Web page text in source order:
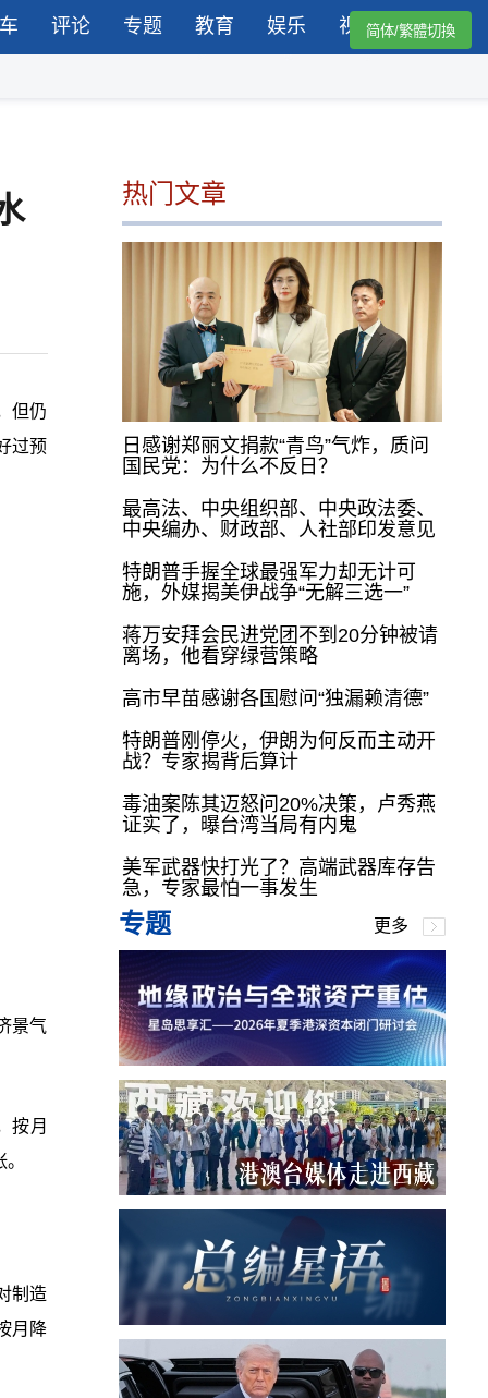
评论 专题 教育 娱乐 视频简体/繁體切換
但仍
过预
景气
按月
制造
月降
热门文章
日感谢郑丽文捐款“青鸟”气炸，质问
国民党：为什么不反日？
最高法、中央组织部、中央政法委、
中央编办、财政部、人社部印发意见
特朗普手握全球最强军力却无计可
施，外媒揭美伊战争“无解三选一”
蒋万安拜会民进党团不到20分钟被请
离场，他看穿绿营策略
高市早苗感谢各国慰问“独漏赖清德”
特朗普刚停火，伊朗为何反而主动开
战？专家揭背后算计
毒油案陈其迈怒问20%决策，卢秀燕
证实了，曝台湾当局有内鬼
美军武器快打光了？高端武器库存告
急，专家最怕一事发生
专题 更多